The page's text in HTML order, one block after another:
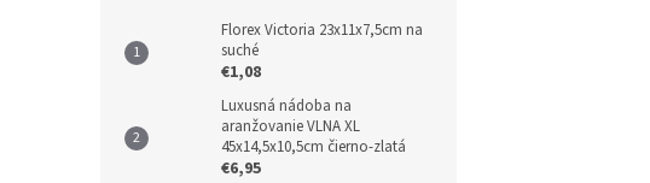
Florex Victoria 23x11x7,5cm na
suché
€1,08
Luxusná nádoba na
aranžovanie VLNA XL
45x14,5x10,5cm čierno-zlatá
€6,95